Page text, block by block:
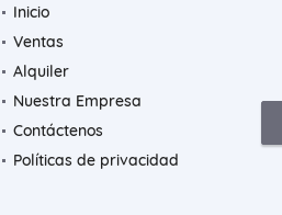
Inicio
Ventas
Alquiler
Nuestra Empresa
Contáctenos
Políticas de privacidad